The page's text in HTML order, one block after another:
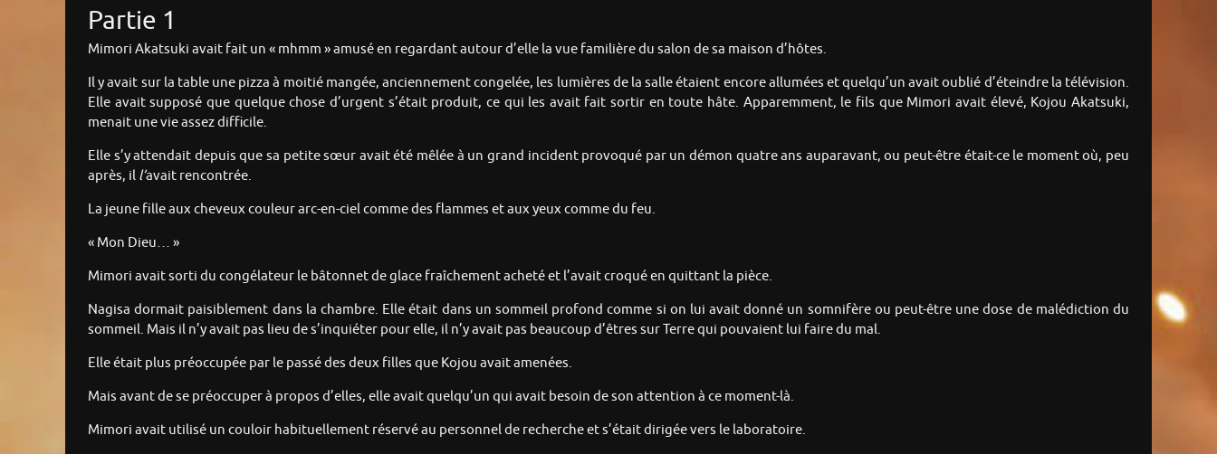
Partie 1
Mimori Akatsuki avait fait un « mhmm » amusé en regardant autour d’elle la vue familière du salon de sa maison d’hôtes.
Il y avait sur la table une pizza à moitié mangée, anciennement congelée, les lumières de la salle étaient encore allumées et quelqu’un avait oublié d’éteindre la télévision.
Elle avait supposé que quelque chose d’urgent s’était produit, ce qui les avait fait sortir en toute hâte. Apparemment, le fils que Mimori avait élevé, Kojou Akatsuki,
menait une vie assez difficile.
Elle s’y attendait depuis que sa petite sœur avait été mêlée à un grand incident provoqué par un démon quatre ans auparavant, ou peut-être était-ce le moment où, peu
après, il l’avait rencontrée.
La jeune fille aux cheveux couleur arc-en-ciel comme des flammes et aux yeux comme du feu.
« Mon Dieu… »
Mimori avait sorti du congélateur le bâtonnet de glace fraîchement acheté et l’avait croqué en quittant la pièce.
Nagisa dormait paisiblement dans la chambre. Elle était dans un sommeil profond comme si on lui avait donné un somnifère ou peut-être une dose de malédiction du
sommeil. Mais il n’y avait pas lieu de s’inquiéter pour elle, il n’y avait pas beaucoup d’êtres sur Terre qui pouvaient lui faire du mal.
Elle était plus préoccupée par le passé des deux filles que Kojou avait amenées.
Mais avant de se préoccuper à propos d’elles, elle avait quelqu’un qui avait besoin de son attention à ce moment-là.
Mimori avait utilisé un couloir habituellement réservé au personnel de recherche et s’était dirigée vers le laboratoire.